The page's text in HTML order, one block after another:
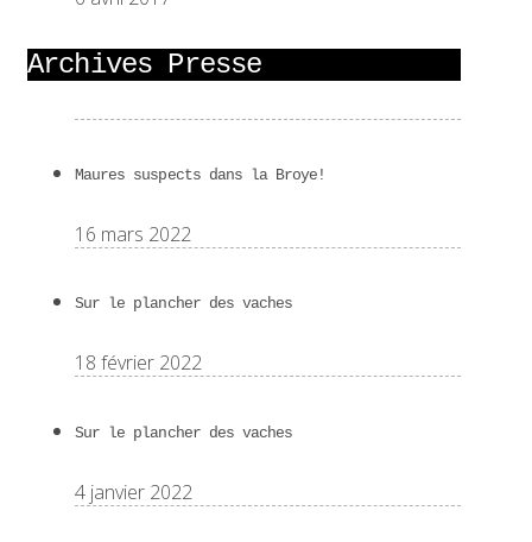
Archives Presse
Maures suspects dans la Broye!
16 mars 2022
Sur le plancher des vaches
18 février 2022
Sur le plancher des vaches
4 janvier 2022